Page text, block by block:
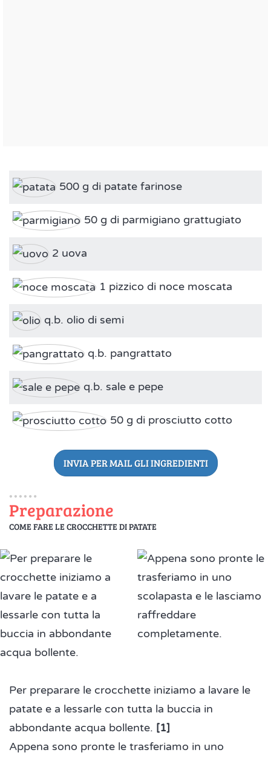
500 g di patate farinose
50 g di parmigiano grattugiato
2 uova
1 pizzico di noce moscata
q.b. olio di semi
q.b. pangrattato
q.b. sale e pepe
50 g di prosciutto cotto
INVIA PER MAIL GLI INGREDIENTI
Preparazione
COME FARE LE CROCCHETTE DI PATATE
Per preparare le crocchette iniziamo a lavare le
patate e a lessarle con tutta la buccia in
abbondante acqua bollente. [1]
Appena sono pronte le trasferiamo in uno